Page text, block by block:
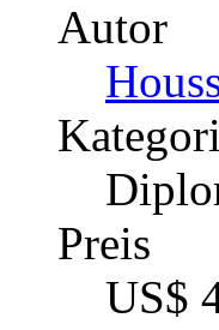
Autor
Preis
US$